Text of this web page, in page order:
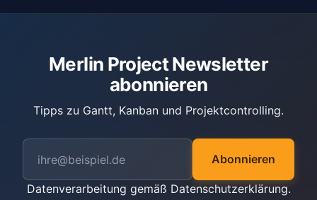
Merlin Project Newsletter
abonnieren
Tipps zu Gantt, Kanban und Projektcontrolling.
Abonnieren
Datenverarbeitung gemäß Datenschutzerklärung.